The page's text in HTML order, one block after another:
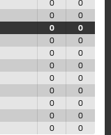
0
0
0
0
0
0
0
0
0
0
0
0
0
0
0
0
0
0
0 0